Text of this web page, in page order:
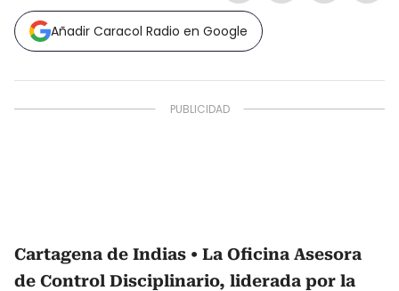
Añadir Caracol Radio en Google
Cartagena de Indias
La Oficina Asesora
de Control Disciplinario, liderada por la